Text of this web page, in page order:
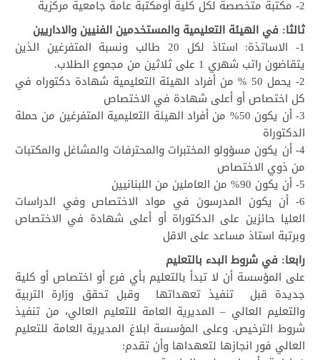
ثالثا: في الهيئة التعليمية والمستخدمين الفنيين والاداريين
1- الاساتذة: استاذ لكل 20 طالب ونسبة المتفرغين الذين
يتقاضون راتب شهري 1 على ثلاثين من مجموع الطلاب.
2- يحمل 50 % من أفراد الهيئة التعليمية شهادة دكتوراه في
كل اختصاص أو أعلى شهادة في الاختصاص
3- أن يكون 50% من أفراد الهيئة التعليمية المتفرغين من حملة
الدكتوراة
4- أن يكون مسؤولو المختبرات والمحترفات والمشاغل والمكتبات
من ذوي الاختصاص
6- أن يكون المدرسون في مواد الاختصاص وفي الدراسات
العليا حائزين على الدكتوراة أو أعلى شهادة في الاختصاص
وبرتبة استاذ مساعد على الاقل
رابعا: في شروط البدء بالتعليم
على المؤسسة أن لا تبدأ بالتعليم بأي فرع أو اختصاص أو كلية
جديدة قبل تنفيذ تعهداتها وقبل تحقق وزارة التربية
والتعليم العالي – المديرية العامة للتعليم العالي، من تنفيذ
شروط الترخيص. وعلى المؤسسة ابلاغ المديرية العامة للتعليم
العالي فور انجازها لتعهداها وأن تقدم: